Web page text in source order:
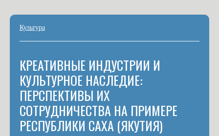
Культура
КРЕАТИВНЫЕ ИНДУСТРИИ И
КУЛЬТУРНОЕ НАСЛЕДИЕ:
ПЕРСПЕКТИВЫ ИХ
СОТРУДНИЧЕСТВА НА ПРИМЕРЕ
РЕСПУБЛИКИ САХА (ЯКУТИЯ)